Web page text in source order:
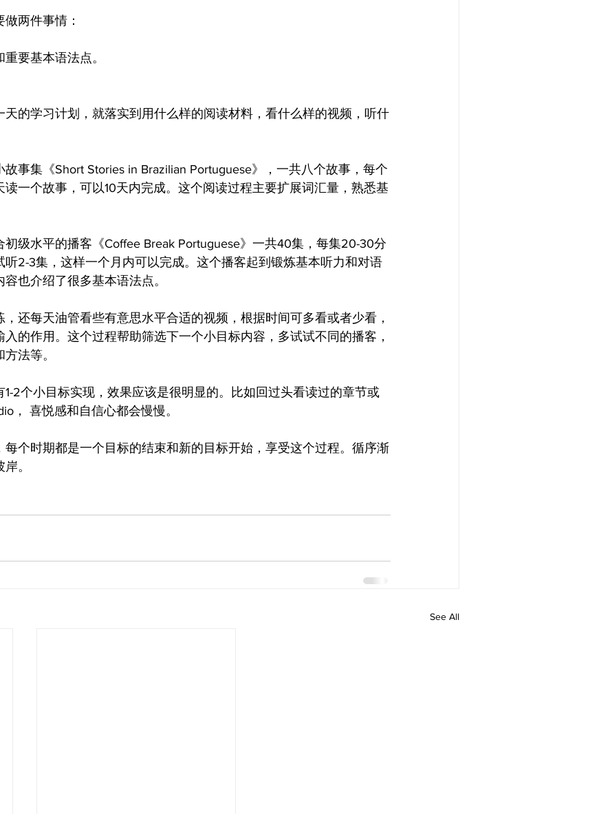
两件事情：
要基本语法点。
天的学习计划，就落实到用什么样的阅读材料，看什么样的视频，听什
故事集《Short Stories in Brazilian Portuguese》，一共八个故事，每个
一个故事，可以10天内完成。这个阅读过程主要扩展词汇量，熟悉基
初级水平的播客《Coffee Break Portuguese》一共40集，每集20-30分
听2-3集，这样一个月内可以完成。这个播客起到锻炼基本听力和对语
也介绍了很多基本语法点。
，还每天油管看些有意思水平合适的视频，根据时间可多看或者少看，
的作用。这个过程帮助筛选下一个小目标内容，多试试不同的播客，
法等。
2个小目标实现，效果应该是很明显的。比如回过头看读过的章节或
， 喜悦感和自信心都会慢慢。
每个时期都是一个目标的结束和新的目标开始，享受这个过程。循序渐
。
See All